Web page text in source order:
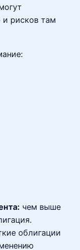
рисков там
чем выше
облигации